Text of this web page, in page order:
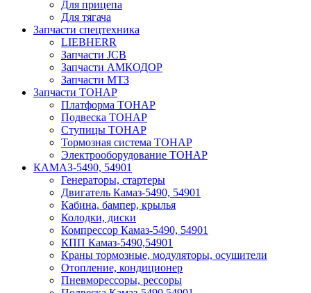
Для прицепа
Для тягача
Запчасти спецтехника
LIEBHERR
Запчасти JCB
Запчасти АМКОДОР
Запчасти МТЗ
Запчасти ТОНАР
Платформа ТОНАР
Подвеска ТОНАР
Ступицы ТОНАР
Тормозная система ТОНАР
Электрооборудование ТОНАР
КАМАЗ-5490, 54901
Генераторы, стартеры
Двигатель Камаз-5490, 54901
Кабина, бампер, крылья
Колодки, диски
Компрессор Камаз-5490, 54901
КПП Камаз-5490,54901
Краны тормозные, модуляторы, осушители
Отопление, кондиционер
Пневморессоры, рессоры